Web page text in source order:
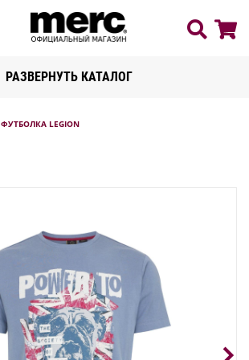
РАЗВЕРНУТЬ КАТАЛОГ
ФУТБОЛКА LEGION